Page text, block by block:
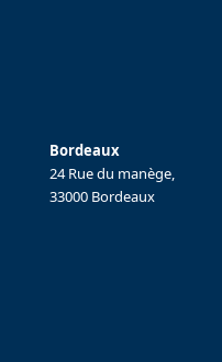
Bordeaux
24 Rue du manège,
33000 Bordeaux